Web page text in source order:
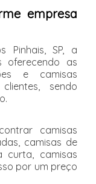
empresa
Pinhais, SP, a
oferecendo as
e camisas
sendo
camisas
camisas de
curta, camisas
por um preço